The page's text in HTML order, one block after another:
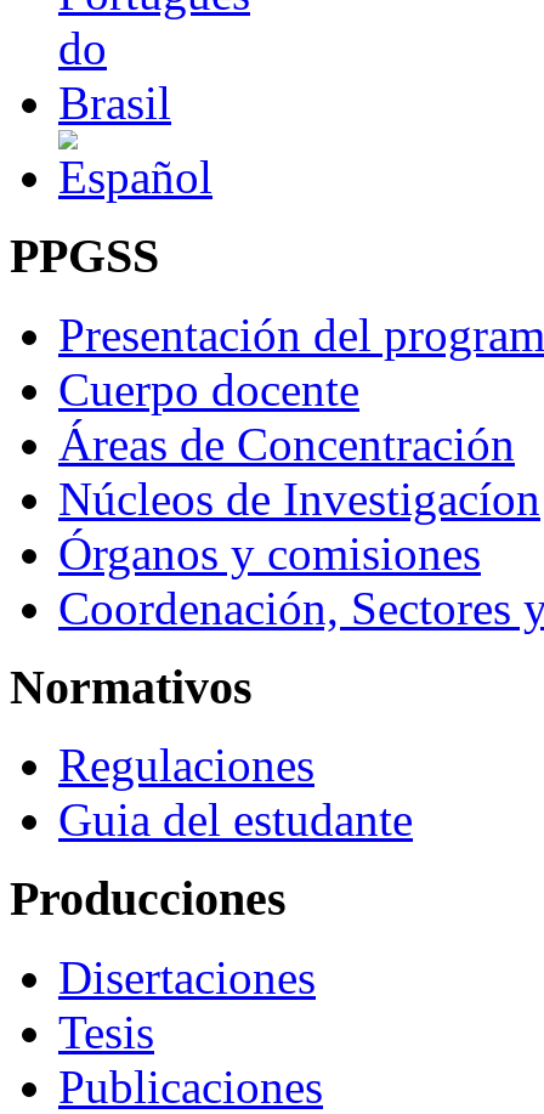
PPGSS
Presentación del
Cuerpo docente
Áreas de Concentración
Núcleos de Investigacíon
Órganos y comisiones
Coordenación, Sectores
Normativos
Regulaciones
Guia del estudante
Producciones
Disertaciones
Tesis
Publicaciones